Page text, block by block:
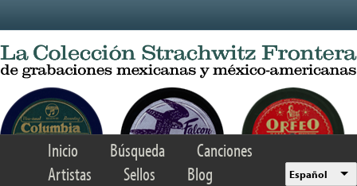
Inicio Búsqueda
Canciones
Artistas
Sellos Blog Español